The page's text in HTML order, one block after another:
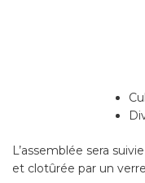
L’assemblée sera
et clotûrée par un